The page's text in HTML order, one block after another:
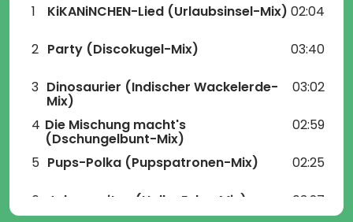
lässt „Kikaninchen Party Mix!“ jetzt schon zu einem
avancieren.
1 KiKANiNCHEN-Lied (Urlaubsinsel-Mix) 02:04
2 Party (Discokugel-Mix) 03:40
3 Dinosaurier (Indischer Wackelerde-
Mix)
03:02
4 Die Mischung macht's
(Dschungelbunt-Mix)
02:59
5 Pups-Polka (Pupspatronen-Mix) 02:25
6 Jahreszeiten (Hallo-Echo-Mix) 03:27